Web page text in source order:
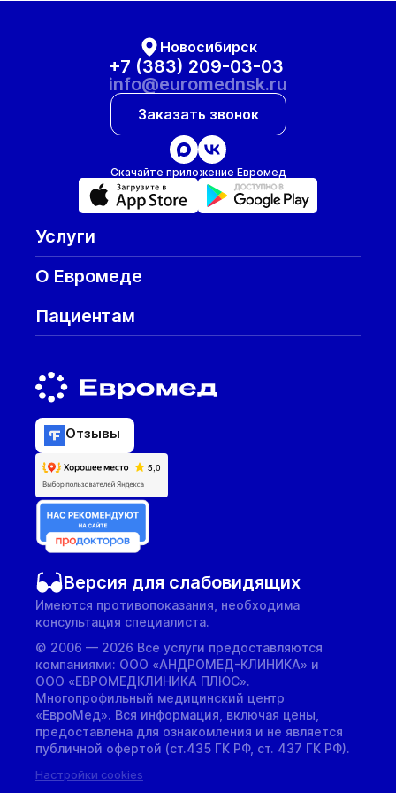
Новосибирск
+7 (383) 209-03-03
info@euromednsk.ru
Заказать звонок
Скачайте приложение Евромед
Услуги
О Евромеде
Пациентам
Отзывы
Версия для слабовидящих
Имеются противопоказания, необходима
консультация специалиста.
© 2006 — 2026 Все услуги предоставляются
компаниями: ООО «АНДРОМЕД-КЛИНИКА» и
ООО «ЕВРОМЕДКЛИНИКА ПЛЮС».
Многопрофильный медицинский центр
«ЕвроМед». Вся информация, включая цены,
предоставлена для ознакомления и не является
публичной офертой (ст.435 ГК РФ, cт. 437 ГК РФ).
Настройки cookies